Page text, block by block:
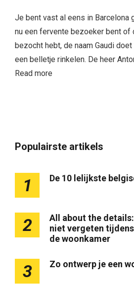
Je bent vast al eens in Barcelona
nu een fervente bezoeker bent of
bezocht hebt, de naam Gaudi
een belletje rinkelen. De heer
Read more
Populairste artikels
1 De 10 lelijkste
2
All about the
niet vergeten
de woonkamer
3 Zo ontwerp je een